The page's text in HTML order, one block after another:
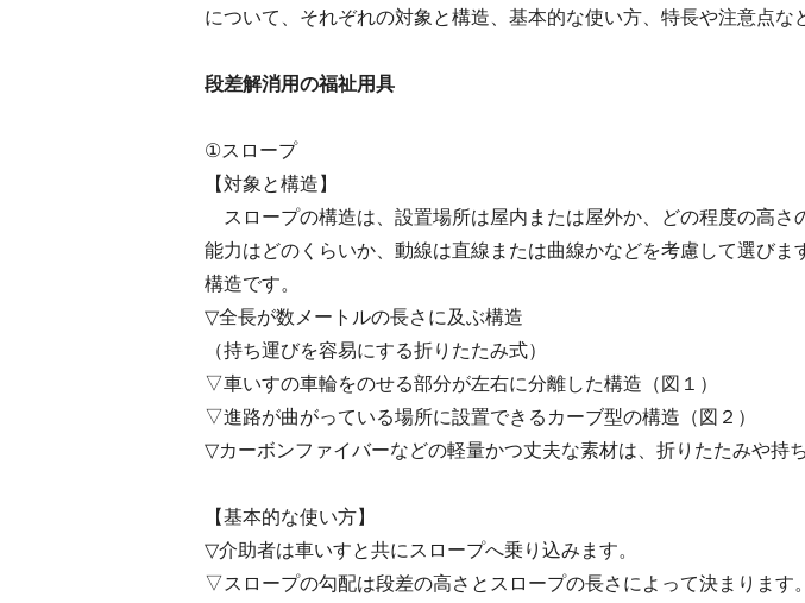
について、それぞれの対象と構造、基本的な使い方、特長や注意点な
段差解消用の福祉用具
①スロープ
【対象と構造】
スロープの構造は、設置場所は屋内または屋外か、どの程度の高さ
能力はどのくらいか、動線は直線または曲線かなどを考慮して選びま
構造です。
▽全長が数メートルの長さに及ぶ構造
（持ち運びを容易にする折りたたみ式）
▽車いすの車輪をのせる部分が左右に分離した構造（図１）
▽進路が曲がっている場所に設置できるカーブ型の構造（図２）
▽カーボンファイバーなどの軽量かつ丈夫な素材は、折りたたみや持
【基本的な使い方】
▽介助者は車いすと共にスロープへ乗り込みます。
▽スロープの勾配は段差の高さとスロープの長さによって決まります